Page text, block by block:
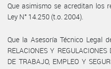
Que asimismo se acreditan los
Ley N° 14.250 (t.o. 2004).
Que la Asesoría Técnico Legal
RELACIONES Y
DE TRABAJO, EMPLEO Y